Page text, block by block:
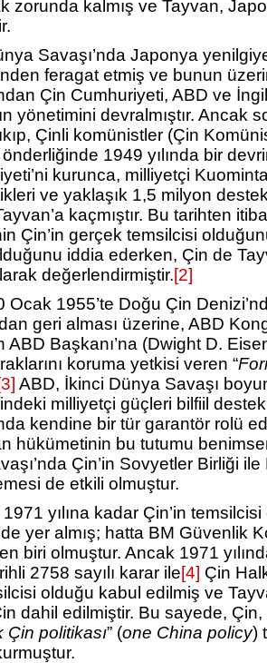
zorunda kalmış ve Tayvan,
Savaşı’nda Japonya
feragat etmiş ve bunun
Çin Cumhuriyeti, ABD ve
yönetimini devralmıştır. Ancak
Çinli komünistler (Çin
1949 yılında bir
kurunca, milliyetçi
ve yaklaşık 1,5 milyon
kaçmıştır. Bu tarihten
Çin’in gerçek temsilcisi
iddia ederken, Çin de
değerlendirmiştir.[2]
Ocak 1955’te Doğu Çin
geri alması üzerine, ABD
ABD Başkanı’na (Dwight D.
koruma yetkisi veren “
[3] ABD, İkinci Dünya Savaşı
milliyetçi güçleri bilfiil
kendine bir tür garantör rolü
hükümetinin bu tutumu
Çin’in Sovyetler Birliği
de etkili olmuştur.
yılına kadar Çin’in
yer almış; hatta BM Güvenlik
biri olmuştur. Ancak 1971
2758 sayılı karar ile[4] Çin
olduğu kabul edilmiş ve
dahil edilmiştir. Bu sayede,
Çin politikası” (one China policy)